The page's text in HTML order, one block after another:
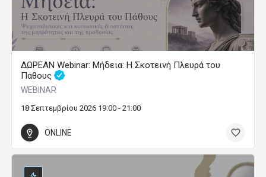
ΔΩΡΕΑΝ Webinar: Μήδεια: Η Σκοτεινή Πλευρά του
Πάθους
WEBINAR
18 Σεπτεμβρίου 2026 19:00 - 21:00
ONLINE